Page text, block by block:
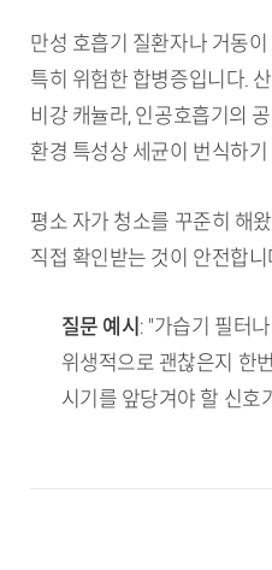
만성 호흡기 질환자나 거동
특히 위험한 합병증입니다.
비강 캐뉼라, 인공호흡기의
환경 특성상 세균이 번식하
평소 자가 청소를 꾸준히 해
직접 확인받는 것이 안전합니
질문 예시 : "가습기 필터
위생적으로 괜찮은지 한
시기를 앞당겨야 할 신호